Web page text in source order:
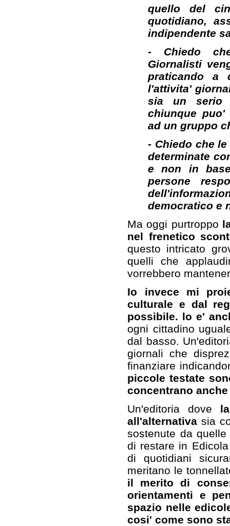
quello del
quotidiano,
indipendente
- Chiedo
Giornalisti
praticando a
l'attivita'
sia un serio
chiunque puo'
ad un gruppo
- Chiedo che
determinate
e non in
persone
democratico e
Ma oggi purtroppo
nel frenetico
questo intricato
quelli che
vorrebbero
Io invece mi
culturale e dal
possibile. lo e'
ogni cittadino
dal basso.
giornali che
finanziare
piccole testate
concentrano
Un'editoria dove
all'alternativa sia
sostenute da
di restare in
di quotidiani
meritano le
il merito di
orientamenti e
spazio nelle
cosi' come sono